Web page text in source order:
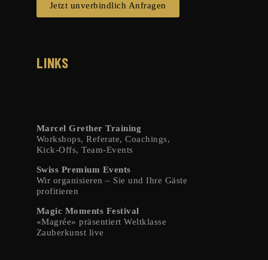
Jetzt unverbindlich Anfragen
LINKS
Marcel Grether Training
Workshops, Referate, Coachings,
Kick-Offs, Team-Events
Swiss Premium Events
Wir organisieren – Sie und Ihre Gäste
profitieren
Magic Moments Festival
«Magrée» präsentiert Weltklasse
Zauberkunst live